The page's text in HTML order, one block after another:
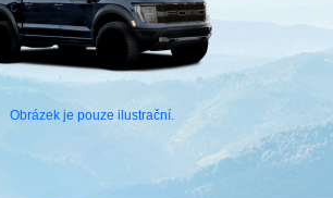
Obrázek je pouze ilustrační.